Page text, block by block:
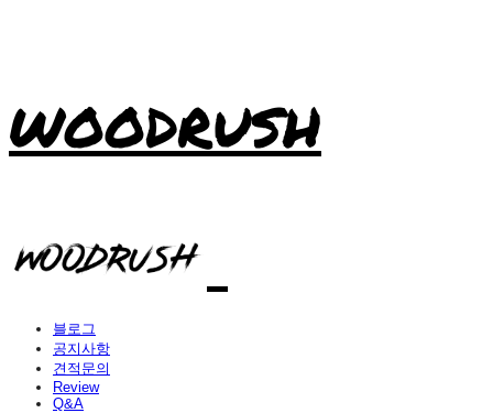
WOODRUSH
블로그
공지사항
견적문의
Review
Q&A